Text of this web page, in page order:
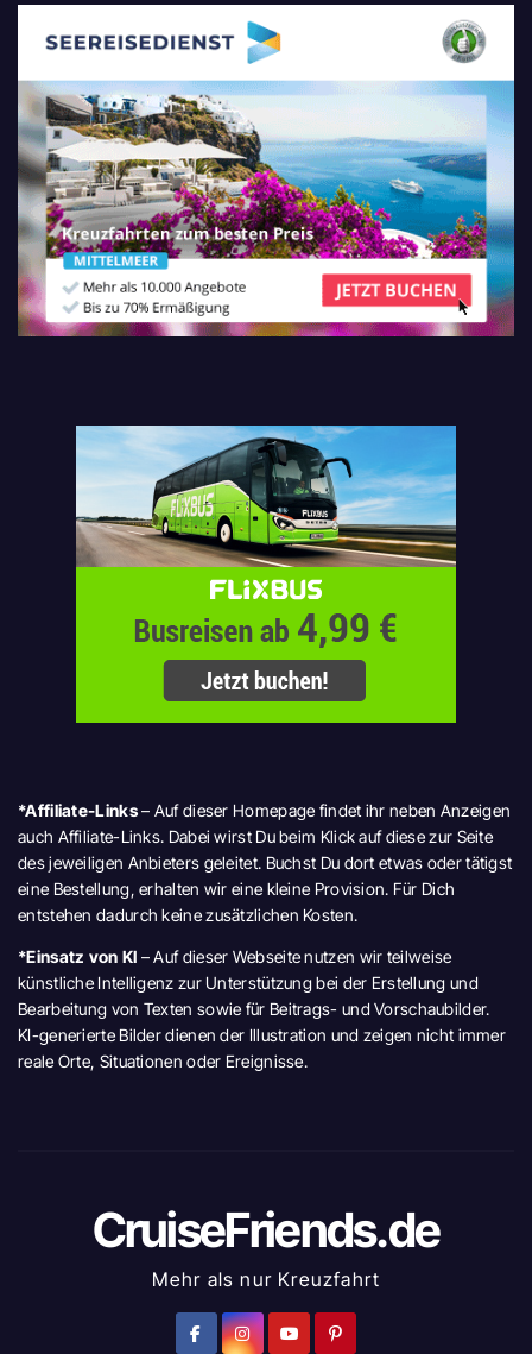
*Affiliate-Links– Auf dieser Homepage findet ihr neben Anzeigen
auch Affiliate-Links. Dabei wirst Du beim Klick auf diese zur Seite
des jeweiligen Anbieters geleitet. Buchst Du dort etwas oder tätigst
eine Bestellung, erhalten wir eine kleine Provision. Für Dich
entstehen dadurch keine zusätzlichen Kosten.
*Einsatz von KI – Auf dieser Webseite nutzen wir teilweise
künstliche Intelligenz zur Unterstützung bei der Erstellung und
Bearbeitung von Texten sowie für Beitrags- und Vorschaubilder.
KI-generierte Bilder dienen der Illustration und zeigen nicht immer
reale Orte, Situationen oder Ereignisse.
CruiseFriends.de
Mehr als nur Kreuzfahrt